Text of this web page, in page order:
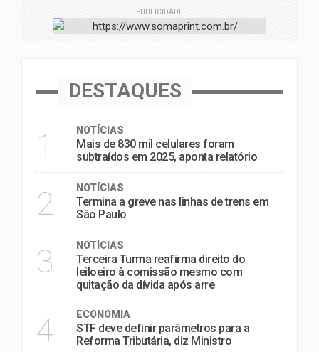
PUBLICIDADE
DESTAQUES
1 NOTÍCIAS
Mais de 830 mil celulares foram
subtraídos em 2025, aponta relatório
2 NOTÍCIAS
Termina a greve nas linhas de trens em
São Paulo
3 NOTÍCIAS
Terceira Turma reafirma direito do
leiloeiro à comissão mesmo com
quitação da dívida após arre
4 ECONOMIA
STF deve definir parâmetros para a
Reforma Tributária, diz Ministro